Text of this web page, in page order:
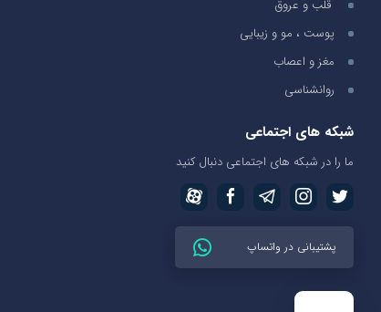
قلب و عروق
پوست ، مو و زیبایی
مغز و اعصاب
روانشناسی
شبکه های اجتماعی
ما را در شبکه های اجتماعی دنبال کنید
پشتیبانی در واتساپ